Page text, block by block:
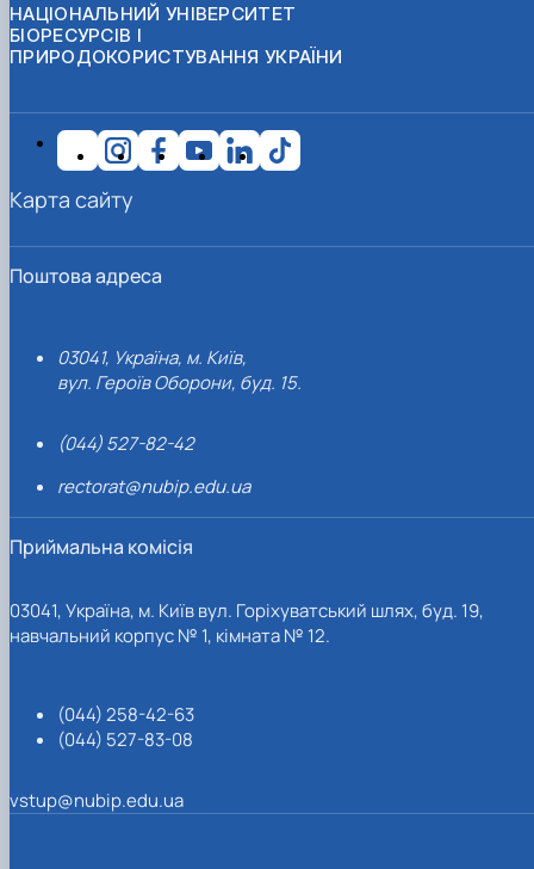
НАЦІОНАЛЬНИЙ УНІВЕРСИТЕТ
БІОРЕСУРСІВ І
ПРИРОДОКОРИСТУВАННЯ УКРАЇНИ
Поштова адреса
03041, Україна, м. Київ,
вул. Героїв Оборони, буд. 15.
(044) 527-82-42
rectorat@nubip.edu.ua
Приймальна комісія
03041, Україна, м. Київ вул. Горіхуватський шлях, буд. 19,
навчальний корпус № 1, кімната № 12.
(044) 258-42-63
(044) 527-83-08
vstup@nubip.edu.ua
Карта сайту